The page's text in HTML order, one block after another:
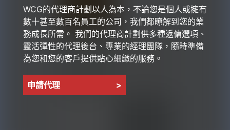
WCG的代理商計劃以人為本，不論您是個人或擁有
數十甚至數百名員工的公司，我們都瞭解到您的業
務成長所需。 我們的代理商計劃供多種返傭選項、
靈活彈性的代理後台、專業的經理團隊，隨時準備
為您和您的客戶提供貼心細緻的服務。
申請代理 >